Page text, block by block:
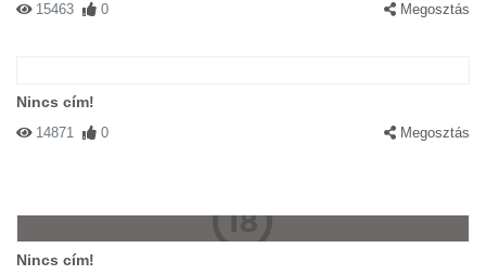
15463 0 Megosztás
Nincs cím!
14871 0 Megosztás
Nincs cím!